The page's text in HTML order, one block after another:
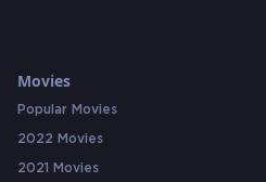
Movies
Popular Movies
2022 Movies
2021 Movies